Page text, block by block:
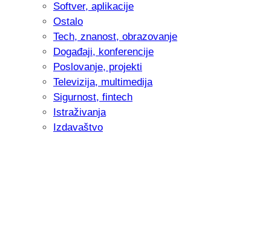
Softver, aplikacije
Ostalo
Tech, znanost, obrazovanje
Događaji, konferencije
Poslovanje, projekti
Televizija, multimedija
Sigurnost, fintech
Istraživanja
Izdavaštvo